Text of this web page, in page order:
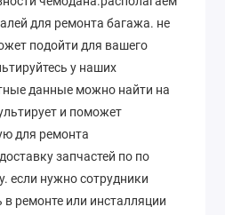
для ремонта багажа. не
подойти для вашего
у наших
данные можно найти на
и поможет
для ремонта
запчастей по по
если нужно сотрудники
ремонте или инсталляции